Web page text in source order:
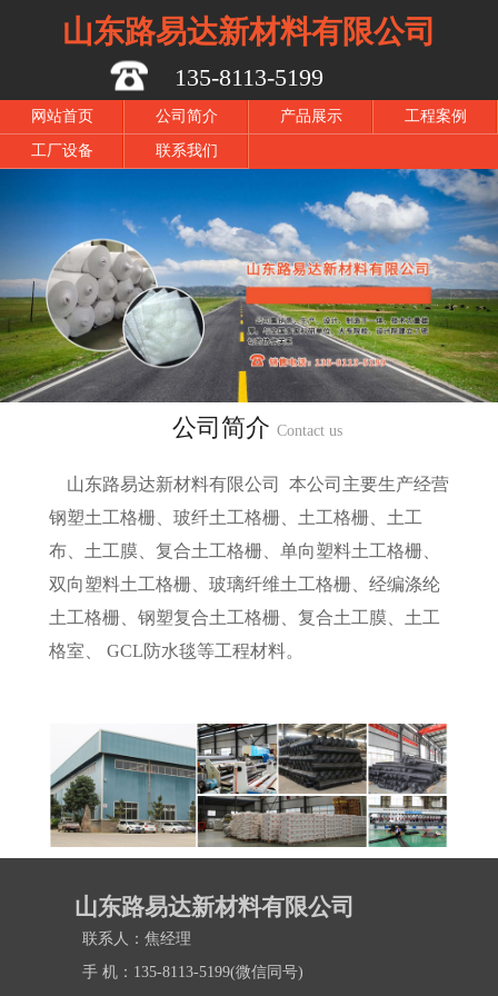
山东路易达新材料有限公司
135-8113-5199
网站首页 公司简介 产品展示 工程案例
工厂设备 联系我们
公司简介 Contact us
山东路易达新材料有限公司 本公司主要生产经营
钢塑土工格栅、玻纤土工格栅、土工格栅、土工
布、土工膜、复合土工格栅、单向塑料土工格栅、
双向塑料土工格栅、玻璃纤维土工格栅、经编涤纶
土工格栅、钢塑复合土工格栅、复合土工膜、土工
格室、 GCL防水毯等工程材料。
山东路易达新材料有限公司
联系人：焦经理
手 机：135-8113-5199(微信同号)